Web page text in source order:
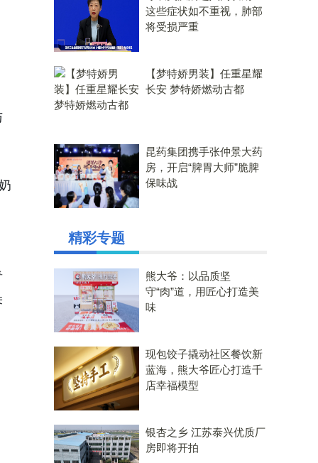
这些症状如不重视，肺部
将受损严重
【梦特娇男装】任重星耀
长安 梦特娇燃动古都
昆药集团携手张仲景大药
房，开启“脾胃大师”脆脾
保味战
精彩专题
熊大爷：以品质坚
守“肉”道，用匠心打造美
味
现包饺子撬动社区餐饮新
蓝海，熊大爷匠心打造千
店幸福模型
银杏之乡 江苏泰兴优质厂
房即将开拍